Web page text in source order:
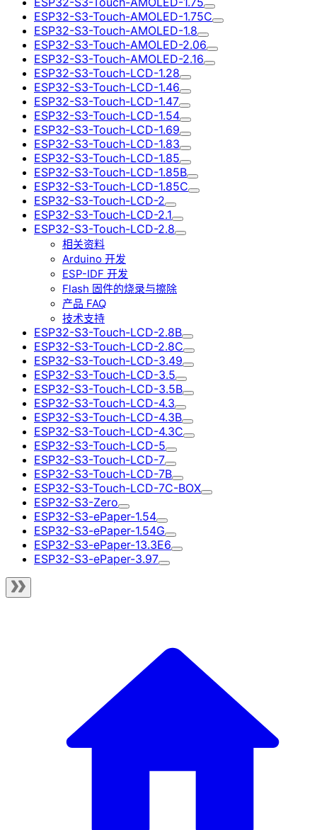
ESP32-S3-Touch-AMOLED-1.75C
ESP32-S3-Touch-AMOLED-1.8
ESP32-S3-Touch-AMOLED-2.06
ESP32-S3-Touch-AMOLED-2.16
ESP32-S3-Touch-LCD-1.28
ESP32-S3-Touch-LCD-1.46
ESP32-S3-Touch-LCD-1.47
ESP32-S3-Touch-LCD-1.54
ESP32-S3-Touch-LCD-1.69
ESP32-S3-Touch-LCD-1.83
ESP32-S3-Touch-LCD-1.85
ESP32-S3-Touch-LCD-1.85B
ESP32-S3-Touch-LCD-1.85C
ESP32-S3-Touch-LCD-2
ESP32-S3-Touch-LCD-2.1
ESP32-S3-Touch-LCD-2.8
相关资料
Arduino 开发
ESP-IDF 开发
Flash 固件的烧录与擦除
产品 FAQ
技术支持
ESP32-S3-Touch-LCD-2.8B
ESP32-S3-Touch-LCD-2.8C
ESP32-S3-Touch-LCD-3.49
ESP32-S3-Touch-LCD-3.5
ESP32-S3-Touch-LCD-3.5B
ESP32-S3-Touch-LCD-4.3
ESP32-S3-Touch-LCD-4.3B
ESP32-S3-Touch-LCD-4.3C
ESP32-S3-Touch-LCD-5
ESP32-S3-Touch-LCD-7
ESP32-S3-Touch-LCD-7B
ESP32-S3-Touch-LCD-7C-BOX
ESP32-S3-Zero
ESP32-S3-ePaper-1.54
ESP32-S3-ePaper-1.54G
ESP32-S3-ePaper-13.3E6
ESP32-S3-ePaper-3.97